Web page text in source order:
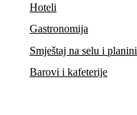
Hoteli
Gastronomija
Smještaj na selu i planini
Barovi i kafeterije